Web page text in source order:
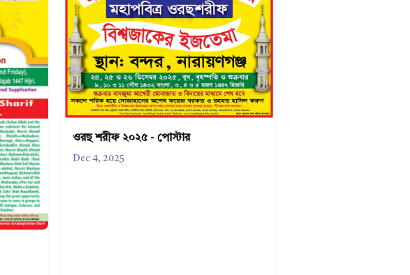
ওরছ শরীফ ২০২৫ - পোস্টার
Dec 4, 2025